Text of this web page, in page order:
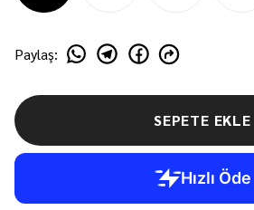
Paylaş:
SEPETE EKLE